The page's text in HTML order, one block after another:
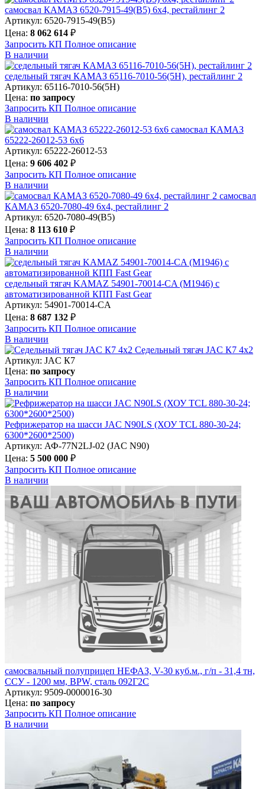
самосвал КАМАЗ 6520-7915-49(B5) 6х4, рестайлинг 2
Артикул: 6520-7915-49(B5)
Цена: 8 062 614 ₽
Запросить КП Полное описание
В наличии
седельный тягач КАМАЗ 65116-7010-56(5Н), рестайлинг 2
Артикул: 65116-7010-56(5Н)
Цена: по запросу
Запросить КП Полное описание
В наличии
самосвал КАМАЗ
65222-26012-53 6х6
Артикул: 65222-26012-53
Цена: 9 606 402 ₽
Запросить КП Полное описание
В наличии
самосвал
КАМАЗ 6520-7080-49 6х4, рестайлинг 2
Артикул: 6520-7080-49(B5)
Цена: 8 113 610 ₽
Запросить КП Полное описание
В наличии
седельный тягач KAMAZ 54901-70014-CA (М1946) с
автоматизированной КПП Fast Gear
Артикул: 54901-70014-CA
Цена: 8 687 132 ₽
Запросить КП Полное описание
В наличии
Седельный тягач JAC К7 4х2
Артикул: JAC К7
Цена: по запросу
Запросить КП Полное описание
В наличии
Рефрижератор на шасси JAC N90LS (ХОУ TCL 880-30-24;
6300*2600*2500)
Артикул: АФ-77N2LJ-02 (JAC N90)
Цена: 5 500 000 ₽
Запросить КП Полное описание
В наличии
самосвальный полуприцеп НЕФАЗ, V-30 куб.м., г/п - 31,4 тн,
ССУ - 1200 мм, BPW, сталь 092Г2С
Артикул: 9509-0000016-30
Цена: по запросу
Запросить КП Полное описание
В наличии